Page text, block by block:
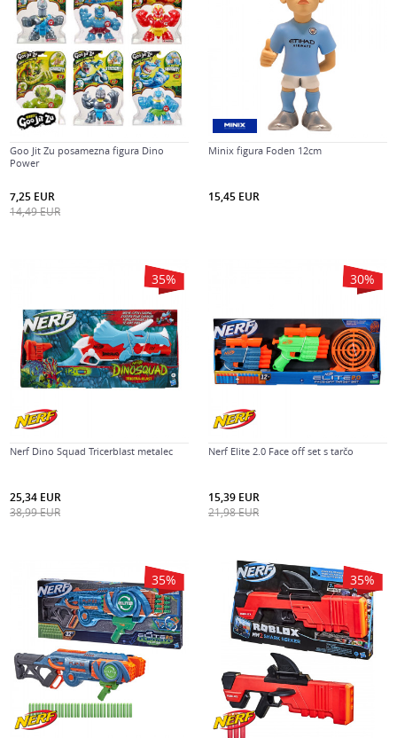
Goo Jit Zu posamezna figura Dino
Power
7,25 EUR
14,49EUR
Minix figura Foden 12cm
15,45 EUR
35%
Nerf Dino Squad Tricerblast metalec
25,34 EUR
38,99EUR
30%
Nerf Elite 2.0 Face off set s tarčo
15,39 EUR
21,98EUR
35% 35%